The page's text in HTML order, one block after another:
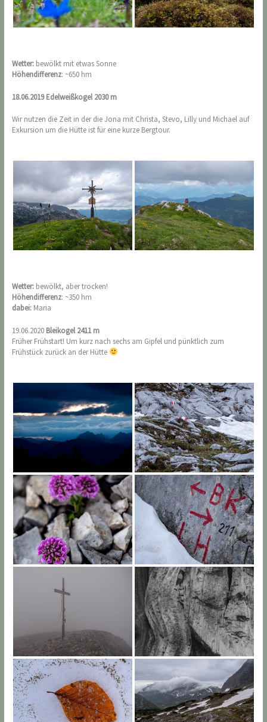
Wetter: bewölkt mit etwas Sonne
Höhendifferenz: ~650 hm
18.06.2019 Edelweißkogel 2030 m
Wir nutzen die Zeit in der die Jona mit Christa, Stevo, Lilly und Michael auf
Exkursion um die Hütte ist für eine kurze Bergtour.
Wetter: bewölkt, aber trocken!
Höhendifferenz: ~350 hm
dabei: Maria
19.06.2020 Bleikogel 2411 m
Früher Frühstart! Um kurz nach sechs am Gipfel und pünktlich zum
Frühstück zurück an der Hütte